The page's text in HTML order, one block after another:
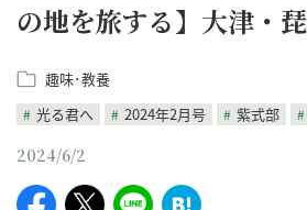
の地を旅する】大津・
趣味･教養
光る君へ
2024年2月号 紫式部
2024/6/2